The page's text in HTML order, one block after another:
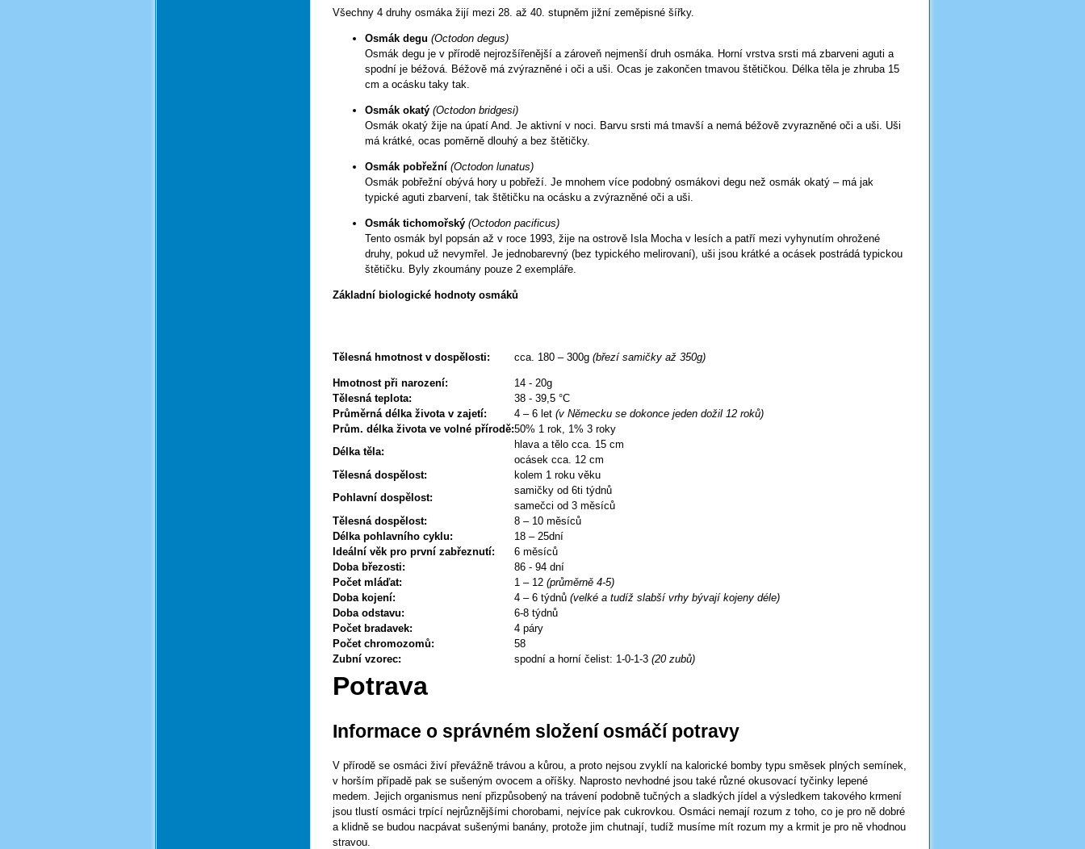
Všechny 4 druhy osmáka žijí mezi 28. až 40. stupněm jižní zeměpisné šířky.
Osmák degu (Octodon degus)
Osmák degu je v přírodě nejrozšířenější a zároveň nejmenší druh osmáka. Horní vrstva srsti má zbarveni aguti a
spodní je béžová. Béžově má zvýrazněné i oči a uši. Ocas je zakončen tmavou štětičkou. Délka těla je zhruba 15
cm a ocásku taky tak.
Osmák okatý (Octodon bridgesi)
Osmák okatý žije na úpatí And. Je aktivní v noci. Barvu srsti má tmavší a nemá béžově zvyrazněné oči a uši. Uši
má krátké, ocas poměrně dlouhý a bez štětičky.
Osmák pobřežní (Octodon lunatus)
Osmák pobřežní obývá hory u pobřeží. Je mnohem více podobný osmákovi degu než osmák okatý – má jak
typické aguti zbarvení, tak štětičku na ocásku a zvýrazněné oči a uši.
Osmák tichomořský (Octodon pacificus)
Tento osmák byl popsán až v roce 1993, žije na ostrově Isla Mocha v lesích a patří mezi vyhynutím ohrožené
druhy, pokud už nevymřel. Je jednobarevný (bez typického melirovaní), uši jsou krátké a ocásek postrádá typickou
štětičku. Byly zkoumány pouze 2 exempláře.
Základní biologické hodnoty osmáků
Tělesná hmotnost v dospělosti: cca. 180 – 300g (březí samičky až 350g)
Hmotnost při narození:
14 - 20g
Tělesná teplota:
38 - 39,5 °C
Průměrná délka života v zajetí:
Prům. délka života ve volné přírodě:
4 – 6 let (v Německu se dokonce jeden dožil 12 roků)
50% 1 rok, 1% 3 roky
Délka těla:
hlava a tělo cca. 15 cm
ocásek cca. 12 cm
Tělesná dospělost:
kolem 1 roku věku
Pohlavní dospělost:
samičky od 6ti týdnů
samečci od 3 měsíců
Tělesná dospělost:
8 – 10 měsíců
Délka pohlavního cyklu:
18 – 25dní
Ideální věk pro první zabřeznutí:
6 měsíců
Doba březosti:
86 - 94 dní
Počet mláďat:
1 – 12 (průměrně 4-5)
Doba kojení:
4 – 6 týdnů (velké a tudíž slabší vrhy bývají kojeny déle)
Doba odstavu:
6-8 týdnů
Počet bradavek:
4 páry
Počet chromozomů:
58
Zubní vzorec:
spodní a horní čelist: 1-0-1-3 (20 zubů)
Potrava
Informace o správném složení osmáčí potravy
V přírodě se osmáci živí převážně trávou a kůrou, a proto nejsou zvyklí na kalorické bomby typu směsek plných semínek,
v horším případě pak se sušeným ovocem a oříšky. Naprosto nevhodné jsou také různé okusovací tyčinky lepené
medem. Jejich organismus není přizpůsobený na trávení podobně tučných a sladkých jídel a výsledkem takového krmení
jsou tlustí osmáci trpící nejrůznějšími chorobami, nejvíce pak cukrovkou. Osmáci nemají rozum z toho, co je pro ně dobré
a klidně se budou nacpávat sušenými banány, protože jim chutnají, tudíž musíme mít rozum my a krmit je pro ně vhodnou
stravou.